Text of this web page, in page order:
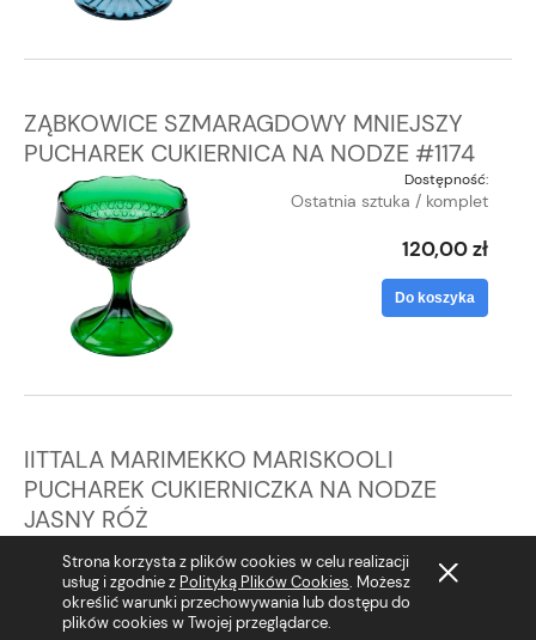
Strona korzysta z plików cookies w celu realizacji
usług i zgodnie z Polityką Plików Cookies. Możesz
określić warunki przechowywania lub dostępu do
plików cookies w Twojej przeglądarce.
ZĄBKOWICE SZMARAGDOWY MNIEJSZY
PUCHAREK CUKIERNICA NA NODZE #1174
Dostępność:
Ostatnia sztuka / komplet
120,00 zł
Do koszyka
IITTALA MARIMEKKO MARISKOOLI
PUCHAREK CUKIERNICZKA NA NODZE
JASNY RÓŻ
Ostatnia sztuka / komplet
90,00 zł